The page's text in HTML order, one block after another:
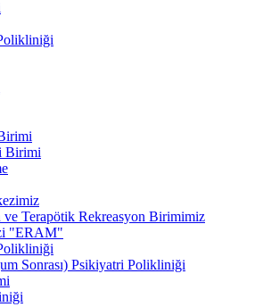
Birimi
Terapötik Rekreasyon Birimimiz
"ERAM"
Sonrası) Psikiyatri Polikliniği